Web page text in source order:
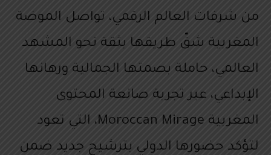
من شرفات العالم الرقمي، تواصل الموضة
المغربية شقّ طريقها بثقة نحو المشهد
العالمي، حاملة بصمتها الجمالية ورهانها
الإبداعي، عبر تجربة صانعة المحتوى
المغربية Moroccan Mirage، التي تعود
لتؤكد حضورها الدولي بترشيح جديد ضمن